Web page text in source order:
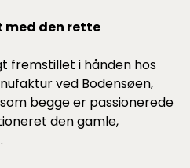
den rette
fremstillet i hånden hos
ved Bodensøen,
begge er passionerede
den gamle,